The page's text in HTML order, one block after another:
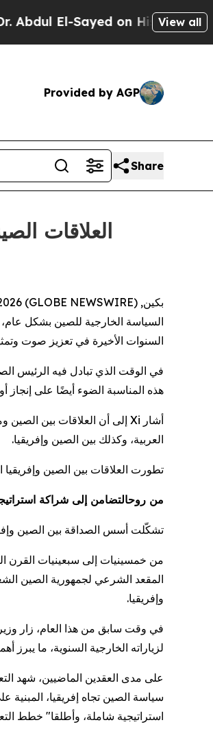
El-Sayed on Historic Michigan
View all
Provided by AGP
Share
بكين, June 01, 2026 (GLOBE NEWSWIRE) --
السياسة الخارجية للصين بشكل
السنوات الأخيرة في تعزيز صوت
في الوقت الذي تبادل فيه الرئيس
هذه المناسبة الضوء أيضًا على إنجاز
أشار Xi إلى أن العلاقات بين الصين
العربية، وكذلك بين الصين وإفريقيا.
تطورت العلاقات بين الصين
من روحالتضامن إلى شراكة
تشكّلت أسس الصداقة بين الصين
من خمسينيات إلى سبعينيات القرن
وإفريقيا.
في وقت سابق من هذا العام، زار
لزياراته الخارجية السنوية، ما يبرز
على مدى العقدين الماضيين، شهد
استراتيجية شاملة، وأطلقا" خطط